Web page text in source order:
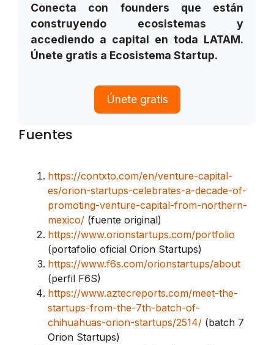
Conecta con founders que están
construyendo ecosistemas y
accediendo a capital en toda LATAM.
Únete gratis a Ecosistema Startup.
Únete gratis
Fuentes
https://contxto.com/en/venture-capital-
es/orion-startups-celebrates-a-decade-of-
promoting-venture-capital-from-northern-
mexico/ (fuente original)
https://www.orionstartups.com/portfolio
(portafolio oficial Orion Startups)
https://www.f6s.com/orionstartups/about
(perfil F6S)
https://www.aztecreports.com/meet-the-
startups-from-the-7th-batch-of-
chihuahuas-orion-startups/2514/ (batch 7
Orion Startups)